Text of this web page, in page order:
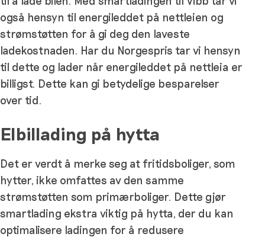
også hensyn til energileddet på nettleien og
strømstøtten for å gi deg den laveste
ladekostnaden. Har du Norgespris tar vi hensyn
til dette og lader når energileddet på nettleia er
billigst. Dette kan gi betydelige besparelser
over tid.
Elbillading på hytta
Det er verdt å merke seg at fritidsboliger, som
hytter, ikke omfattes av den samme
strømstøtten som primærboliger. Dette gjør
smartlading ekstra viktig på hytta, der du kan
optimalisere ladingen for å redusere